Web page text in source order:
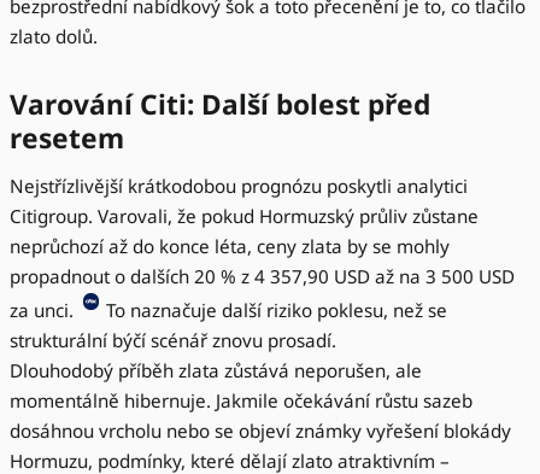
bezprostřední nabídkový šok a toto přecenění je to, co tlačilo
zlato dolů.
Varování Citi: Další bolest před
resetem
Nejstřízlivější krátkodobou prognózu poskytli analytici
Citigroup. Varovali, že pokud Hormuzský průliv zůstane
neprůchozí až do konce léta, ceny zlata by se mohly
propadnout o dalších 20 % z 4 357,90 USD až na 3 500 USD
za unci.
To naznačuje další riziko poklesu, než se
strukturální býčí scénář znovu prosadí.
Dlouhodobý příběh zlata zůstává neporušen, ale
momentálně hibernuje. Jakmile očekávání růstu sazeb
dosáhnou vrcholu nebo se objeví známky vyřešení blokády
Hormuzu, podmínky, které dělají zlato atraktivním –